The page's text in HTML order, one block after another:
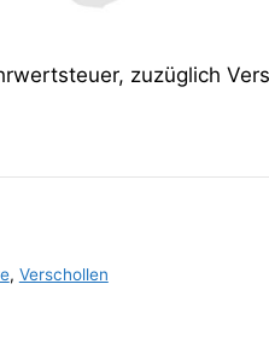
zuzüglich
, Verschollen